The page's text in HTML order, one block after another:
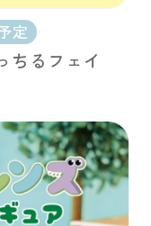
定
ちるフェイ